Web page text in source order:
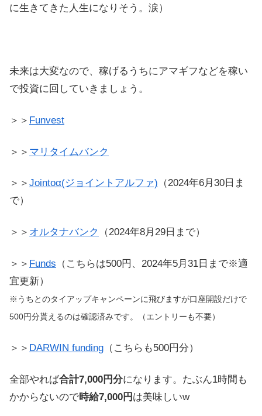
に生きてきた人生になりそう。涙）
未来は大変なので、稼げるうちにアマギフなどを稼い
で投資に回していきましょう。
＞＞ Funvest
＞＞ マリタイムバンク
＞＞ Jointoα(ジョイントアルファ) （2024年6月30日ま
で）
＞＞ オルタナバンク （2024年8月29日まで）
＞＞ Funds （こちらは500円、2024年5月31日まで※適
宜更新）
※うちとのタイアップキャンペーンに飛びますが口座開設だけで
500円分貰えるのは確認済みです。（エントリーも不要）
＞＞ DARWIN funding （こちらも500円分）
全部やれば合計7,000円分になります。たぶん1時間も
かからないので時給7,000円 は美味しいw